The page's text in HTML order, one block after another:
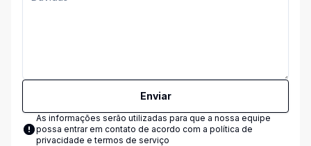
Enviar
As informações serão utilizadas para que a nossa equipe
possa entrar em contato de acordo com a política de
privacidade e termos de serviço